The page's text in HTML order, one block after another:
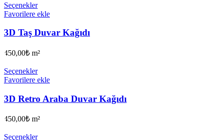
Seçenekler
Favorilere ekle
3D Taş Duvar Kağıdı
450,00₺ m²
Seçenekler
Favorilere ekle
3D Retro Araba Duvar Kağıdı
450,00₺ m²
Seçenekler